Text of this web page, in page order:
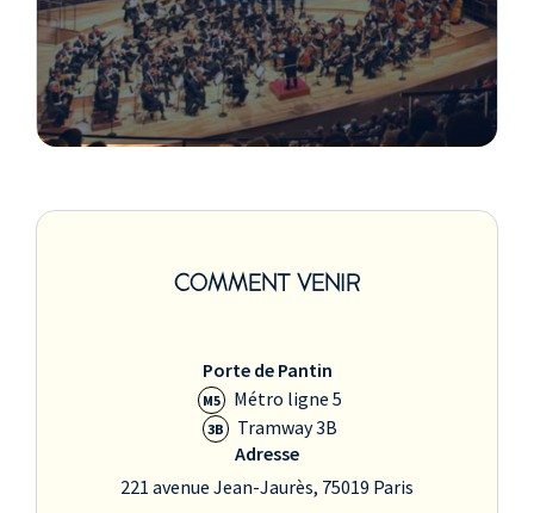
COMMENT VENIR
Porte de Pantin
M5 Métro ligne 5
3B
Tramway 3B
Adresse
221 avenue Jean-Jaurès, 75019 Paris